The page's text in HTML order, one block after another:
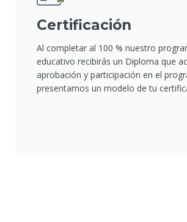
Certificación
Al completar al 100 % nuestro
educativo recibirás un Diploma que
aprobación y participación en el
presentamos un modelo de tu